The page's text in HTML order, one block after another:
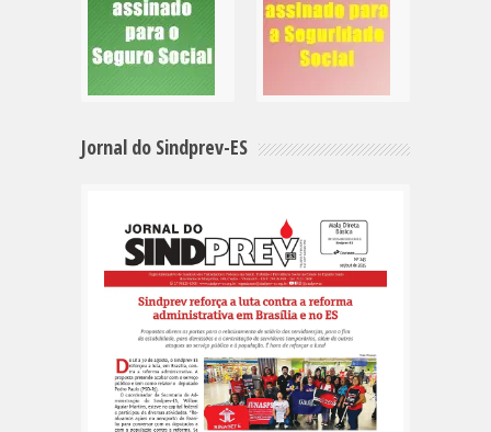
Jornal do Sindprev-ES